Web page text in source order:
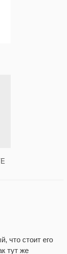
что стоит его
тут же